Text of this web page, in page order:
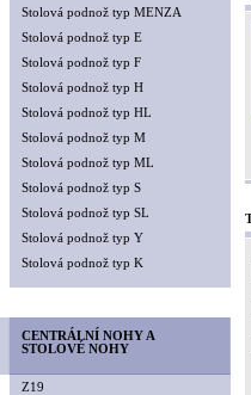
Stolová podnož typ MENZA
Stolová podnož typ E
Stolová podnož typ F
Stolová podnož typ H
Stolová podnož typ HL
Stolová podnož typ M
Stolová podnož typ ML
Stolová podnož typ S
Stolová podnož typ SL
Stolová podnož typ Y
Stolová podnož typ K
CENTRÁLNÍ NOHY A
STOLOVÉ NOHY
Z19